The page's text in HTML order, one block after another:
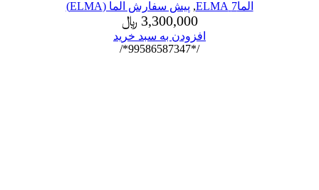
الما7 ELMA , پیش سفارش الما (ELMA)
3,300,000 ﷼
افزودن به سبد خرید
/*99586587347*/